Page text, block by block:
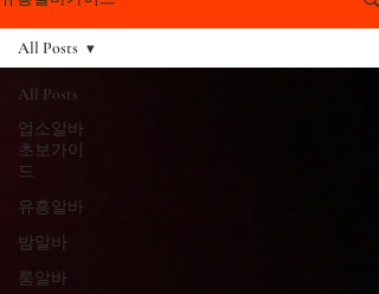
All Posts
업소알바
초보가이
드
유흥알바
밤알바
룸알바
All Posts